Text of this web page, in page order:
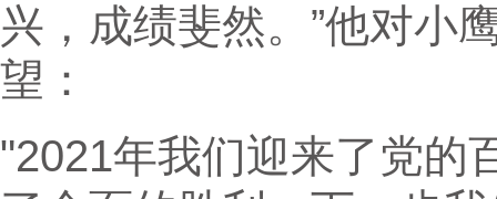
兴，成绩斐然。”他对小
望：
"2021年我们迎来了党的